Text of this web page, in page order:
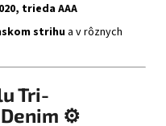
trieda AAA
strihu a v rôznych
Tri-
⚙️